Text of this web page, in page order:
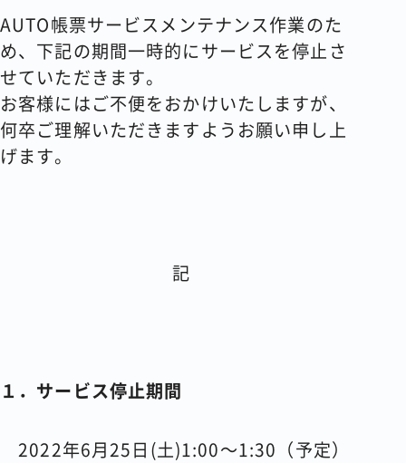
会社情報
資料請求 お問い合わせ
AUTO帳票サービスメンテナンス作業のた
め、下記の期間一時的にサービスを停止さ
せていただきます。
お客様にはご不便をおかけいたしますが、
何卒ご理解いただきますようお願い申し上
げます。
記
１．サービス停止期間
2022年6月25日(土)1:00～1:30（予定）